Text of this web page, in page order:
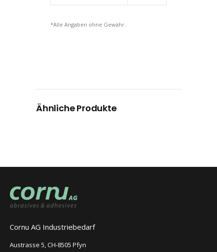
*Alle Angaben ohne Gewähr.
Ähnliche Produkte
Cornu AG Industriebedarf
Austrasse 5, CH-8505 Pfyn